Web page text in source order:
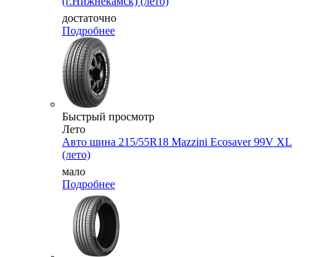
достаточно
Подробнее
Быстрый просмотр
Лето
Авто шина 215/55R18 Mazzini Ecosaver 99V XL
(лето)
мало
Подробнее